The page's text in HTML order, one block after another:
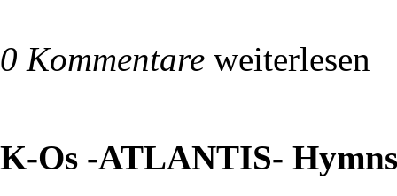
0 Kommentare weiterlesen
K-Os -ATLANTIS-